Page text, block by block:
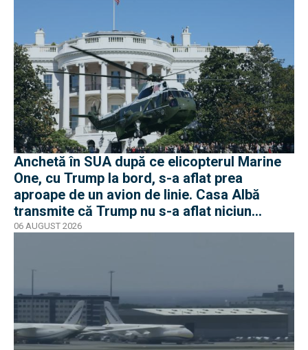
Anchetă în SUA după ce elicopterul Marine
One, cu Trump la bord, s-a aflat prea
aproape de un avion de linie. Casa Albă
transmite că Trump nu s-a aflat niciun
moment în pericol
06 AUGUST 2026